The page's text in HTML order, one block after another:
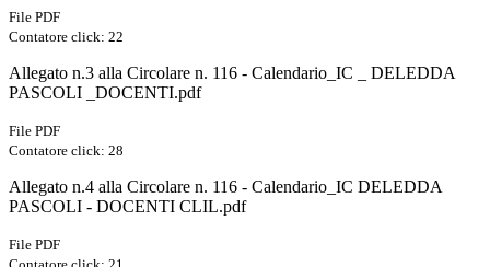
File PDF
Contatore click: 22
Allegato n.3 alla Circolare n. 116 - Calendario_IC _ DELEDDA
PASCOLI _DOCENTI.pdf
File PDF
Contatore click: 28
Allegato n.4 alla Circolare n. 116 - Calendario_IC DELEDDA
PASCOLI - DOCENTI CLIL.pdf
File PDF